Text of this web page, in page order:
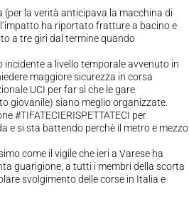
(per la verità anticipava la macchina di
ha riportato fratture a bacino e
a tre giri dal termine quando
a livello temporale avvenuto in
maggiore sicurezza in corsa
UCI per far sì che le gare
giovanile) siano meglio organizzate.
#TIFATECIERISPETTATECI per
e si sta battendo perchè il metro e mezzo
come il vigile che ieri a Varese ha
guarigione, a tutti i membri della scorta
svolgimento delle corse in Italia e